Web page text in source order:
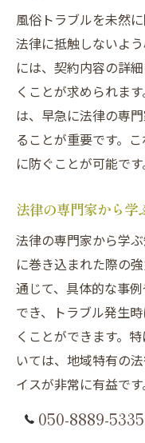
風俗トラブルを未然
法律に抵触しないよ
には、契約内容の詳
くことが求められま
は、早急に法律の専
ることが重要です。
に防ぐことが可能です
法律の専門家から学
法律の専門家から学
に巻き込まれた際の
通じて、具体的な事
でき、トラブル発生
くことができます。
いては、地域特有の
イスが非常に有益です
050-8889-5335